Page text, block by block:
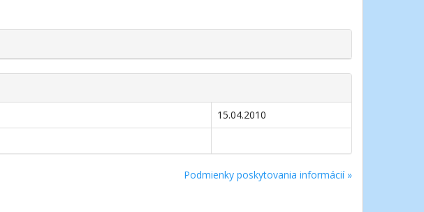
15.04.2010
Podmienky poskytovania informácií »